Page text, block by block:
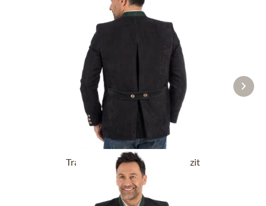
Trachtenjanker KOGEL anthrazit
ab 149,90 €